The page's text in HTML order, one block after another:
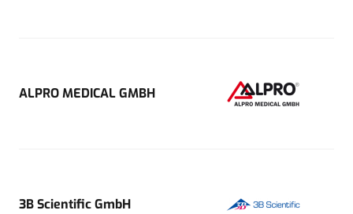
ALPRO MEDICAL GMBH
3B Scientific GmbH